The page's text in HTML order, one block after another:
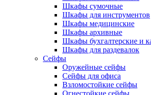
Шкафы сумочные
Шкафы для инструментов
Шкафы медицинские
Шкафы архивные
Шкафы бухгалтерские и
Шкафы для раздевалок
Сейфы
Оружейные сейфы
Сейфы для офиса
Взломостойкие сейфы
Огнестойкие сейфы